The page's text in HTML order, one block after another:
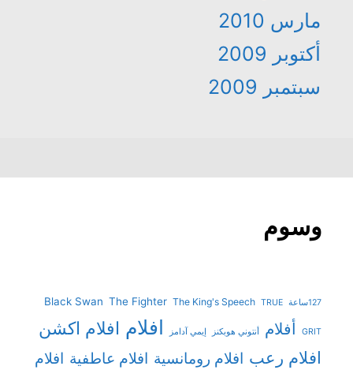
مارس 2010
أكتوبر 2009
سبتمبر 2009
وسوم
127ساعة Black Swan The Fighter The King's Speech TRUE
GRIT أفلام أنتوني هوبكنز إيمي آدامز افلام افلام اكشن
افلام رعب افلام رومانسية افلام عاطفية افلام